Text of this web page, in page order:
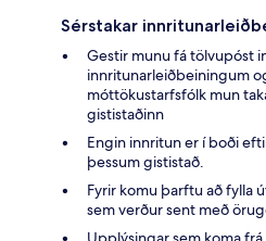
Sérstakar
Gestir munu fá tölvupóst
innritunarleiðbeiningum
móttökustarfsfólk mun
gististaðinn
Engin innritun er í boði
þessum gististað.
Fyrir komu þarftu að fylla
sem verður sent með